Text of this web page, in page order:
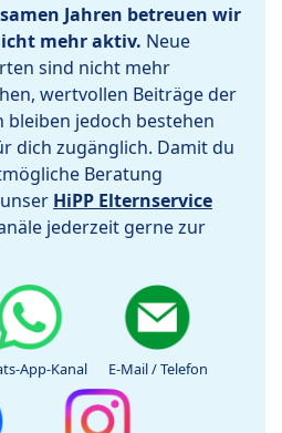
Jahren betreuen wir
mehr aktiv. Neue
sind nicht mehr
wertvollen Beiträge der
bleiben jedoch bestehen
dich zugänglich. Damit du
Beratung
HiPP Elternservice
jederzeit gerne zur
App-Kanal E-Mail / Telefon